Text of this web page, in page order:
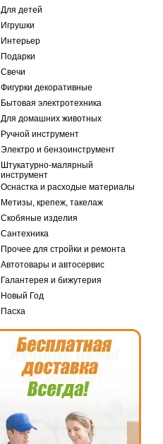
Для детей
Игрушки
Интерьер
Подарки
Свечи
Фигурки декоративные
Бытовая электротехника
Для домашних животных
Ручной инструмент
Электро и бензоинструмент
Штукатурно-малярный
инструмент
Оснастка и расходые материалы
Метизы, крепеж, такелаж
Скобяные изделия
Сантехника
Прочее для стройки и ремонта
Автотовары и автосервис
Галантерея и бижутерия
Новый Год
Пасха